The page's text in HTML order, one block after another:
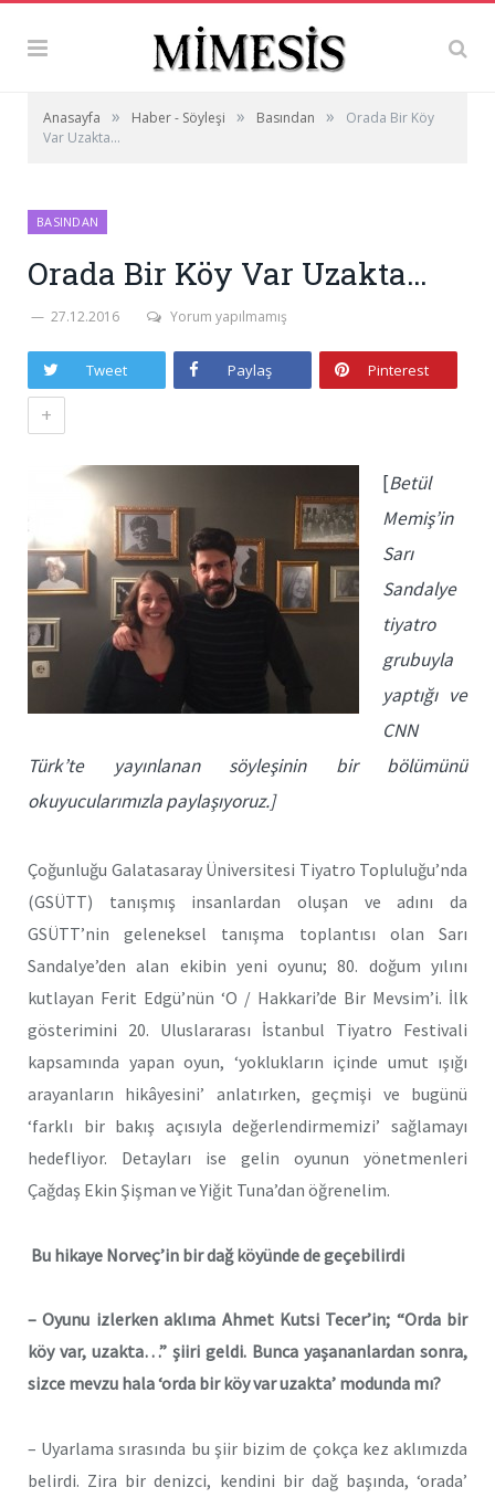
Anasayfa » Haber - Söyleşi » Basından »
Orada Bir Köy
Var Uzakta…
BASINDAN
Orada Bir Köy Var Uzakta…
27.12.2016 Yorum yapılmamış
Tweet Paylaş Pinterest
+
[Betül
Memiş’in
Sarı
Sandalye
tiyatro
grubuyla
yaptığı ve
CNN
Türk’te yayınlanan söyleşinin bir bölümünü
okuyucularımızla paylaşıyoruz.]
Çoğunluğu Galatasaray Üniversitesi Tiyatro Topluluğu’nda
(GSÜTT) tanışmış insanlardan oluşan ve adını da
GSÜTT’nin geleneksel tanışma toplantısı olan Sarı
Sandalye’den alan ekibin yeni oyunu; 80. doğum yılını
kutlayan Ferit Edgü’nün ‘O / Hakkari’de Bir Mevsim’i. İlk
gösterimini 20. Uluslararası İstanbul Tiyatro Festivali
kapsamında yapan oyun, ‘yoklukların içinde umut ışığı
arayanların hikâyesini’ anlatırken, geçmişi ve bugünü
‘farklı bir bakış açısıyla değerlendirmemizi’ sağlamayı
hedefliyor. Detayları ise gelin oyunun yönetmenleri
Çağdaş Ekin Şişman ve Yiğit Tuna’dan öğrenelim.
Bu hikaye Norveç’in bir dağ köyünde de geçebilirdi
– Oyunu izlerken aklıma Ahmet Kutsi Tecer’in; “Orda bir
köy var, uzakta…” şiiri geldi. Bunca yaşananlardan sonra,
sizce mevzu hala ‘orda bir köy var uzakta’ modunda mı?
– Uyarlama sırasında bu şiir bizim de çokça kez aklımızda
belirdi. Zira bir denizci, kendini bir dağ başında, ‘orada’